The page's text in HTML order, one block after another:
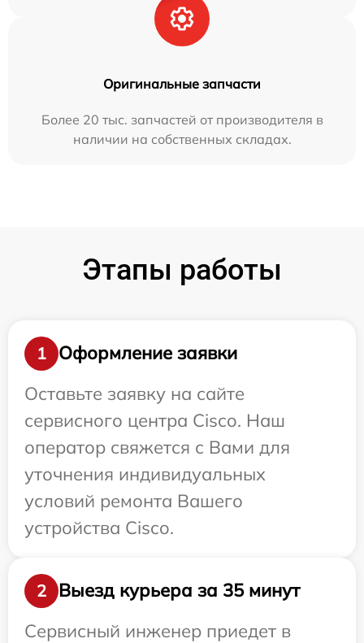
Оригинальные запчасти
Более 20 тыс. запчастей от производителя в
наличии на собственных складах.
Этапы работы
1
Оформление заявки
Оставьте заявку на сайте
сервисного центра Cisco. Наш
оператор свяжется с Вами для
уточнения индивидуальных
условий ремонта Вашего
устройства Cisco.
2
Выезд курьера за 35 минут
Сервисный инженер приедет в